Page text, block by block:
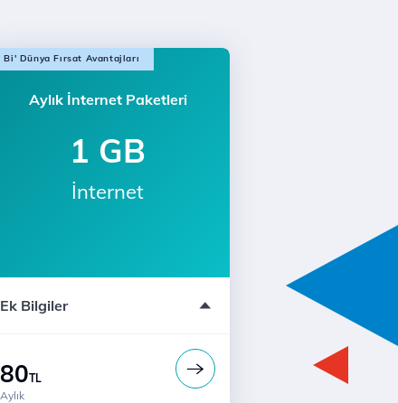
Bi' Dünya Fırsat Avantajları
Aylık İnternet Paketleri
1 GB
İnternet
Ek Bilgiler
80TL
Aylık